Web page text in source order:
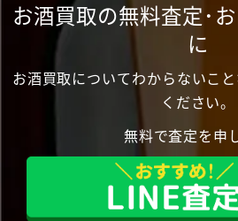
お酒買取の無料査定･
に
お酒買取についてわからないこ
ください。
無料で査定を申